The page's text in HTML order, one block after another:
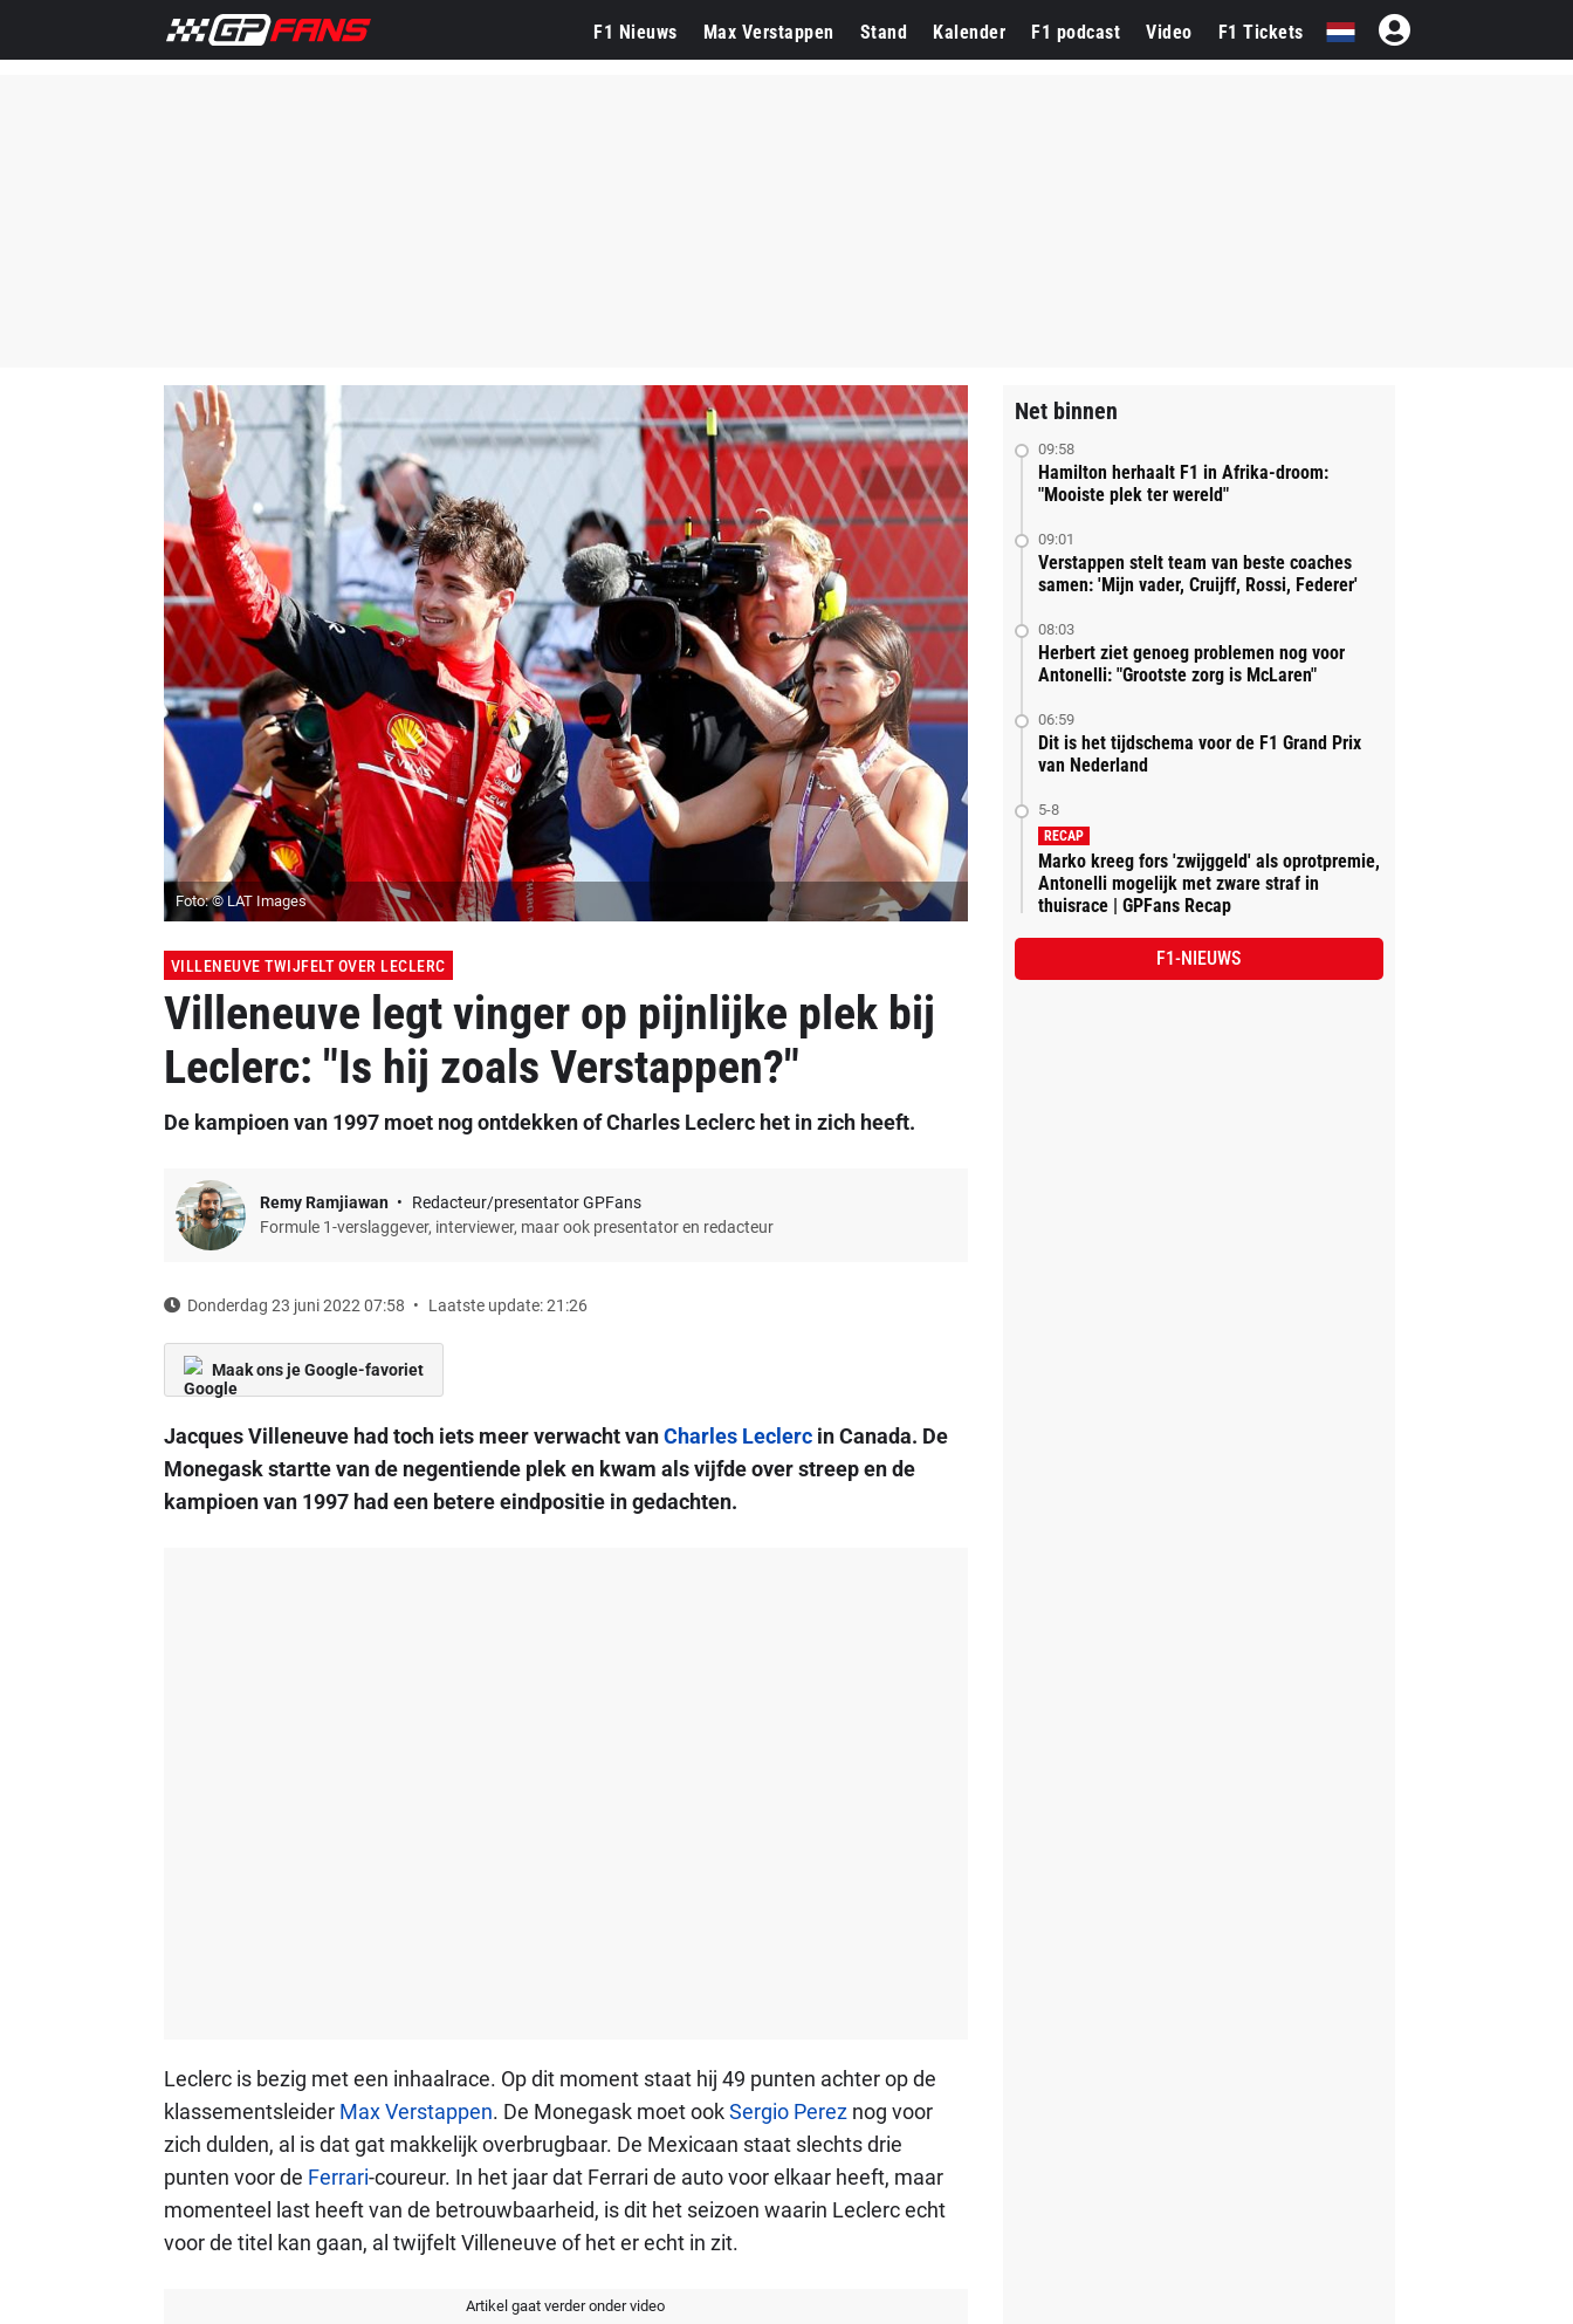
F1 Nieuws Max Verstappen Stand Kalender F1 podcast Video F1 Tickets
Foto: © LAT Images
VILLENEUVE TWIJFELT OVER LECLERC
Villeneuve legt vinger op pijnlijke plek bij
Leclerc: "Is hij zoals Verstappen?"
De kampioen van 1997 moet nog ontdekken of Charles Leclerc het in zich heeft.
Remy Ramjiawan
Redacteur/presentator GPFans
Formule 1-verslaggever, interviewer, maar ook presentator en redacteur
Donderdag 23 juni 2022 07:58 Laatste update: 21:26
Maak ons je Google-favoriet
Jacques Villeneuve had toch iets meer verwacht vanCharles Leclercin Canada. De
Monegask startte van de negentiende plek en kwam als vijfde over streep en de
kampioen van 1997 had een betere eindpositie in gedachten.
Leclerc is bezig met een inhaalrace. Op dit moment staat hij 49 punten achter op de
klassementsleider Max Verstappen. De Monegask moet ookSergio Pereznog voor
zich dulden, al is dat gat makkelijk overbrugbaar. De Mexicaan staat slechts drie
punten voor de Ferrari-coureur. In het jaar dat Ferrari de auto voor elkaar heeft, maar
momenteel last heeft van de betrouwbaarheid, is dit het seizoen waarin Leclerc echt
voor de titel kan gaan, al twijfelt Villeneuve of het er echt in zit.
Artikel gaat verder onder video
Net binnen
09:58
Hamilton herhaalt F1 in Afrika-droom:
"Mooiste plek ter wereld"
09:01
Verstappen stelt team van beste coaches
samen: 'Mijn vader, Cruijff, Rossi, Federer'
08:03
Herbert ziet genoeg problemen nog voor
Antonelli: "Grootste zorg is McLaren"
06:59
Dit is het tijdschema voor de F1 Grand Prix
van Nederland
5-8
RECAP
Marko kreeg fors 'zwijggeld' als oprotpremie,
Antonelli mogelijk met zware straf in
thuisrace | GPFans Recap
F1-NIEUWS